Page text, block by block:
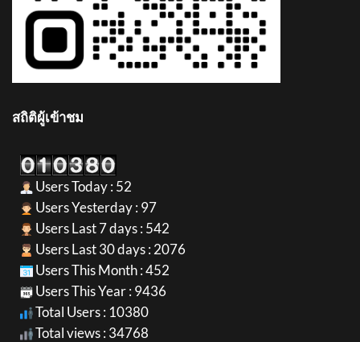
สถิติผู้เข้าชม
Users Today : 52
Users Yesterday : 97
Users Last 7 days : 542
Users Last 30 days : 2076
Users This Month : 452
Users This Year : 9436
Total Users : 10380
Total views : 34768